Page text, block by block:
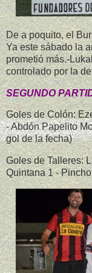
De a poquito, el
Ya este sábado la
prometió más.-
controlado por la
SEGUNDO
Goles de Colón:
- Abdón Papelito
gol de la fecha)
Goles de Talleres:
Quintana 1 -